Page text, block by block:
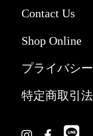
Contact Us
Shop Online
プライバシ
特定商取引